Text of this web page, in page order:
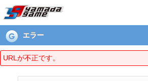
エラーページ
エラー
URLが不正です。